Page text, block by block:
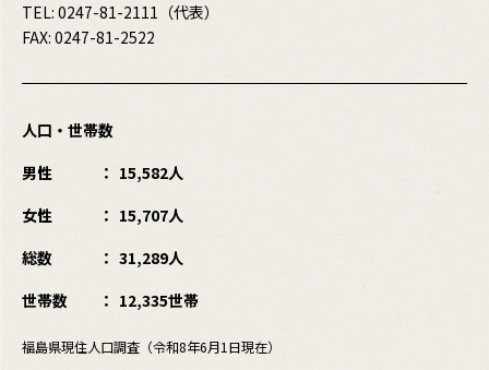
TEL: 0247-81-2111 （代表）
FAX: 0247-81-2522
人口・世帯数
男性
15,582人
女性
15,707人
総数
31,289人
世帯数
12,335世帯
福島県現住人口調査（令和8年6月1日現在）